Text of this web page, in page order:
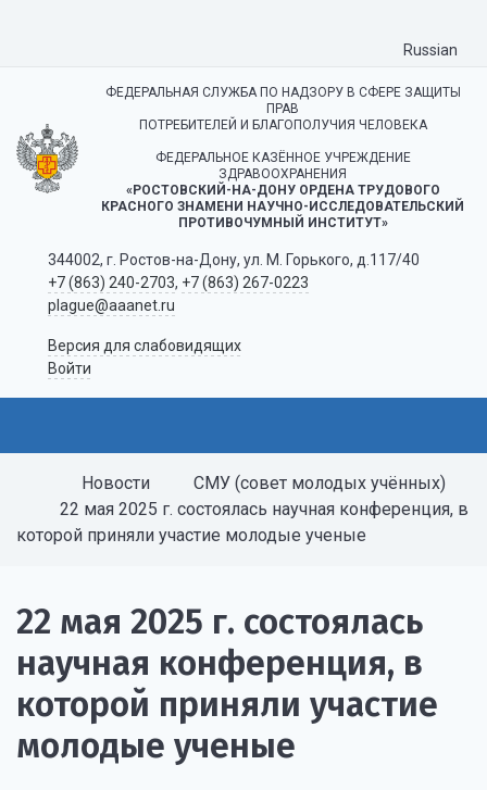
Russian
ФЕДЕРАЛЬНАЯ СЛУЖБА ПО НАДЗОРУ В СФЕРЕ ЗАЩИТЫ
ПРАВ
ПОТРЕБИТЕЛЕЙ И БЛАГОПОЛУЧИЯ ЧЕЛОВЕКА
ФЕДЕРАЛЬНОЕ КАЗЁННОЕ УЧРЕЖДЕНИЕ
ЗДРАВООХРАНЕНИЯ
«РОСТОВСКИЙ-НА-ДОНУ ОРДЕНА ТРУДОВОГО
КРАСНОГО ЗНАМЕНИ НАУЧНО-ИССЛЕДОВАТЕЛЬСКИЙ
ПРОТИВОЧУМНЫЙ ИНСТИТУТ»
344002, г. Ростов-на-Дону, ул. М. Горького, д.117/40
+7 (863) 240-2703, +7 (863) 267-0223
plague@aaanet.ru
Версия для слабовидящих
Войти
Новости
СМУ (совет молодых учённых)
22 мая 2025 г. состоялась научная конференция, в
которой приняли участие молодые ученые
22 мая 2025 г. состоялась
научная конференция, в
которой приняли участие
молодые ученые